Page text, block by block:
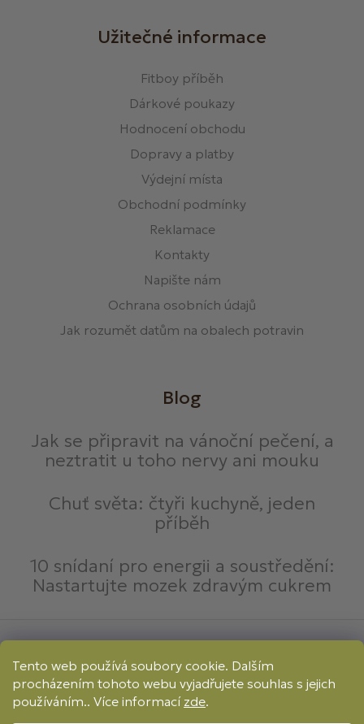
Tento web používá soubory cookie. Dalším
procházením tohoto webu vyjadřujete souhlas s jejich
používáním.. Více informací zde.
Užitečné informace
Fitboy příběh
Dárkové poukazy
Hodnocení obchodu
Dopravy a platby
Výdejní místa
Obchodní podmínky
Reklamace
Kontakty
Napište nám
Ochrana osobních údajů
Jak rozumět datům na obalech potravin
Blog
Jak se připravit na vánoční pečení, a
neztratit u toho nervy ani mouku
Chuť světa: čtyři kuchyně, jeden
příběh
10 snídaní pro energii a soustředění:
Nastartujte mozek zdravým cukrem
Online Převod Dobírka
Způsoby dopravy: